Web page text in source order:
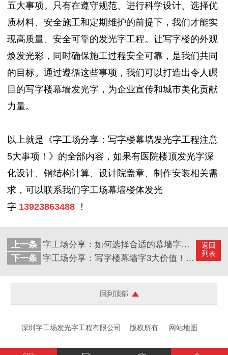
五大事项。只有在遵守规范、进行科学设计、选择优
质材料、安全施工和定期维护的前提下，我们才能实
现高质量、安全可靠的发光字工程。让写字楼的外观
焕发光彩，同时确保施工过程安全可靠，是我们共同
的目标。通过遵循这些事项，我们可以打造出令人瞩
目的写字楼幕墙发光字，为企业宣传和城市美化贡献
力量。
以上就是《字工场分享：写字楼幕墙发光字工程注意
5大事项！》的全部内容，如果有医院楼顶发光字深
化设计、钢结构计算、设计院盖章、制作安装相关需
求 ，可以联系我们字工场幕墙楼体发光
字 13923863488 ！
返回
列表
上一条 字工场分享：如何选择合适的幕墙字制造商供应商？
下一条 字工场分享：写字楼幕墙字3大价值！打造夜晚城市焦点！
回到顶部
深圳字工场发光字工程有限公司 版权所有 网站地图